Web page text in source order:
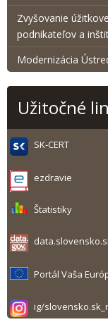
Zvyšovanie
podnikateľov a
Modernizácia
Užitočné
SK-CERT
ezdravie
Štatistiky
Portál Vaša
ig/